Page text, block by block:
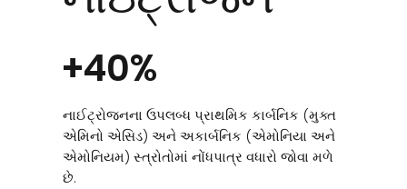
+40%
નાઈટ્રોજનના ઉપલબ્ધ પ્રાથમિક કાર્બનિક (મુક્ત
એમિનો એસિડ) અને અકાર્બનિક (એમોનિયા અને
એમોનિયમ) સ્ત્રોતોમાં નોંધપાત્ર વધારો જોવા મળે
છે.